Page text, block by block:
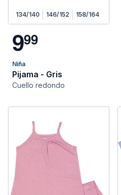
134/140 146/152 158/164
999
Niña
Pijama - Gris
Cuello redondo